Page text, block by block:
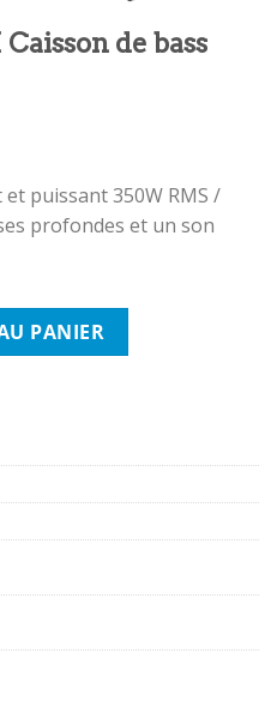
de bass
puissant 350W RMS /
profondes et un son
de bass 700W plat
PANIER